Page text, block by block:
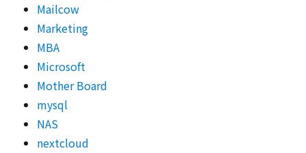
Mailcow
Marketing
MBA
Microsoft
Mother Board
mysql
NAS
nextcloud